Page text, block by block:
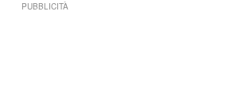
PUBBLICITÀ